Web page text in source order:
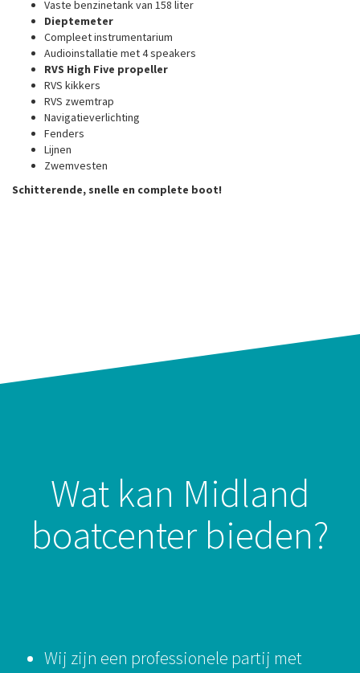
Vaste benzinetank van 158 liter
Dieptemeter
Compleet instrumentarium
Audioinstallatie met 4 speakers
RVS High Five propeller
RVS kikkers
RVS zwemtrap
Navigatieverlichting
Fenders
Lijnen
Zwemvesten
Schitterende, snelle en complete boot!
Wat kan Midland
boatcenter bieden?
Wij zijn een professionele partij met